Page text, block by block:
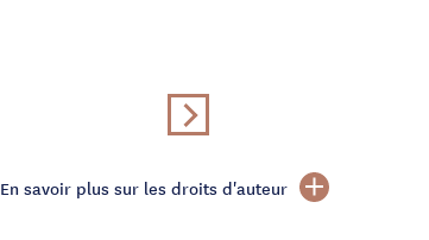
En savoir plus sur les droits d'auteur